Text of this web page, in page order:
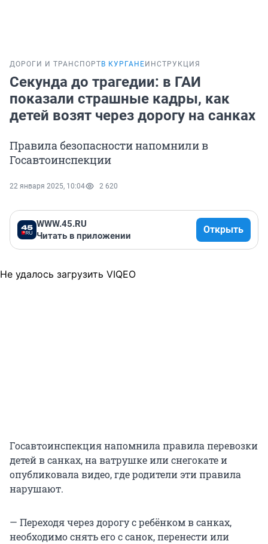
ДОРОГИ И ТРАНСПОРТ В КУРГАНЕ ИНСТРУКЦИЯ
Секунда до трагедии: в ГАИ
показали страшные кадры, как
детей возят через дорогу на санках
Правила безопасности напомнили в
Госавтоинспекции
22 января 2025, 10:04 2 620
WWW.45.RU
Читать в приложении
Открыть
Не удалось загрузить VIQEO
Госавтоинспекция напомнила правила перевозки
детей в санках, на ватрушке или снегокате и
опубликовала видео, где родители эти правила
нарушают.
— Переходя через дорогу с ребёнком в санках,
необходимо снять его с санок, перенести или